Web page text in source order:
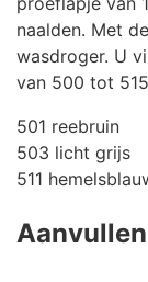
naalden. Met
wasdroger. U
van 500 tot
501 reebruin
503 licht grijs
511